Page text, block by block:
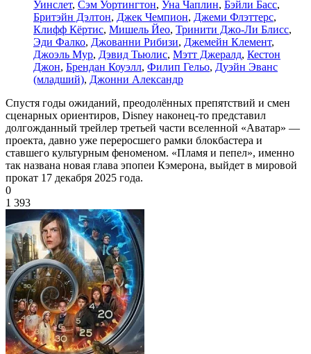
Уинслет, Сэм Уортингтон, Уна Чаплин, Бэйли Басс,
Бритэйн Дэлтон, Джек Чемпион, Джеми Флэттерс,
Клифф Кёртис, Мишель Йео, Тринити Джо-Ли Блисс,
Эди Фалко, Джованни Рибизи, Джемейн Клемент,
Джоэль Мур, Дэвид Тьюлис, Мэтт Джералд, Кестон
Джон, Брендан Коуэлл, Филип Гельо, Дуэйн Эванс
(младший), Джонни Александр
Спустя годы ожиданий, преодолённых препятствий и смен
сценарных ориентиров, Disney наконец-то представил
долгожданный трейлер третьей части вселенной «Аватар» —
проекта, давно уже переросшего рамки блокбастера и
ставшего культурным феноменом. «Пламя и пепел», именно
так названа новая глава эпопеи Кэмерона, выйдет в мировой
прокат 17 декабря 2025 года.
0
1 393